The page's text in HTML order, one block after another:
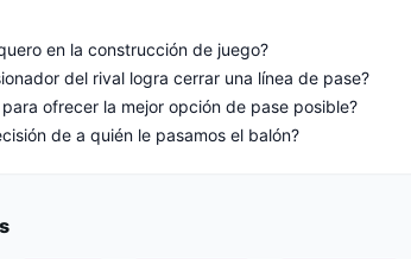
en la construcción de juego?
del rival logra cerrar una línea de pase?
ofrecer la mejor opción de pase posible?